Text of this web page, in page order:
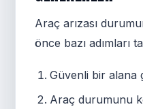
Araç arızası
önce bazı adımları
Güvenli bir alana
Araç durumunu